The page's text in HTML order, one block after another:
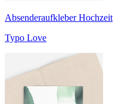
Absenderaufkleber Hochzeit
Typo Love